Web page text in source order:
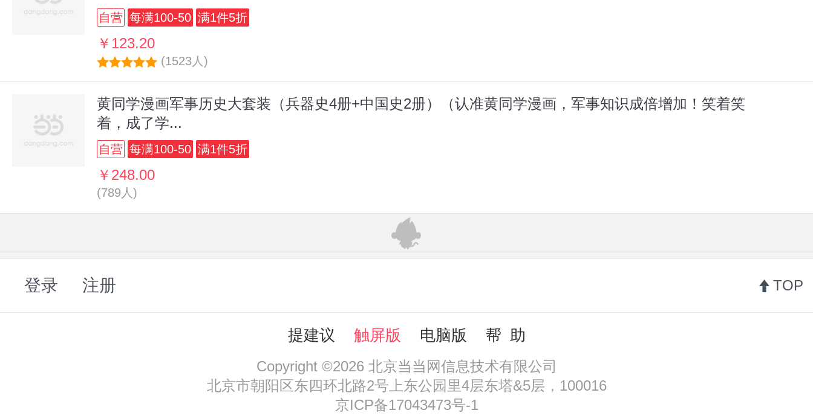
自营 每满100-50 满1件5折
￥123.20
(1523人)
黄同学漫画军事历史大套装（兵器史4册+中国史2册）（认准黄同学漫画，军事知识成倍增加！笑着笑
着，成了学...
自营 每满100-50 满1件5折
￥248.00
(789人)
登录 注册 TOP
提建议 触屏版 电脑版 帮 助
Copyright ©2026 北京当当网信息技术有限公司
北京市朝阳区东四环北路2号上东公园里4层东塔&5层，100016
京ICP备17043473号-1